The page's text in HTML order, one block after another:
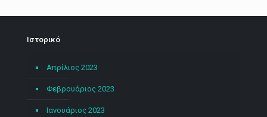
Ιστορικό
Απρίλιος 2023
Φεβρουάριος 2023
Ιανουάριος 2023